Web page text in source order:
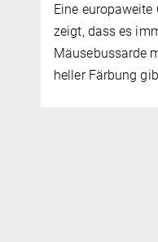
Eine
zeigt, dass es
Mäusebussarde
heller Färbung